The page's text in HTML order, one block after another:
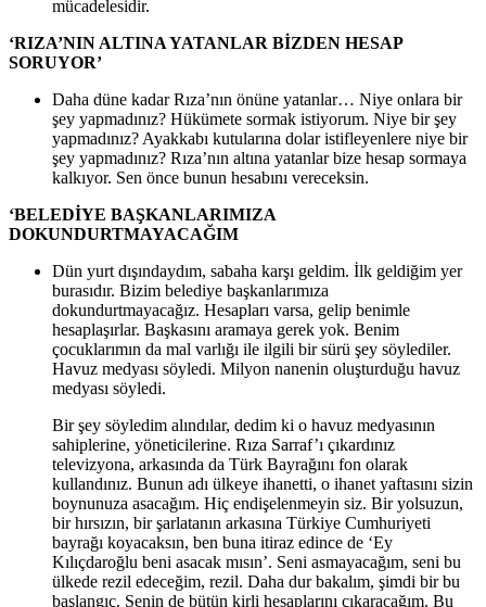
mücadelesidir.
‘RIZA’NIN ALTINA YATANLAR BİZDEN HESAP
SORUYOR’
Daha düne kadar Rıza’nın önüne yatanlar… Niye onlara bir
şey yapmadınız? Hükümete sormak istiyorum. Niye bir şey
yapmadınız? Ayakkabı kutularına dolar istifleyenlere niye bir
şey yapmadınız? Rıza’nın altına yatanlar bize hesap sormaya
kalkıyor. Sen önce bunun hesabını vereceksin.
‘BELEDİYE BAŞKANLARIMIZA
DOKUNDURTMAYACAĞIM
Dün yurt dışındaydım, sabaha karşı geldim. İlk geldiğim yer
burasıdır. Bizim belediye başkanlarımıza
dokundurtmayacağız. Hesapları varsa, gelip benimle
hesaplaşırlar. Başkasını aramaya gerek yok. Benim
çocuklarımın da mal varlığı ile ilgili bir sürü şey söylediler.
Havuz medyası söyledi. Milyon nanenin oluşturduğu havuz
medyası söyledi.
Bir şey söyledim alındılar, dedim ki o havuz medyasının
sahiplerine, yöneticilerine. Rıza Sarraf’ı çıkardınız
televizyona, arkasında da Türk Bayrağını fon olarak
kullandınız. Bunun adı ülkeye ihanetti, o ihanet yaftasını sizin
boynunuza asacağım. Hiç endişelenmeyin siz. Bir yolsuzun,
bir hırsızın, bir şarlatanın arkasına Türkiye Cumhuriyeti
bayrağı koyacaksın, ben buna itiraz edince de ‘Ey
Kılıçdaroğlu beni asacak mısın’. Seni asmayacağım, seni bu
ülkede rezil edeceğim, rezil. Daha dur bakalım, şimdi bir bu
başlangıç. Senin de bütün kirli hesaplarını çıkaracağım. Bu